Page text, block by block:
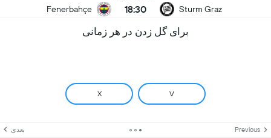
Sturm Graz
18:30
Fenerbahçe
برای گل زدن در هر زمانی
V
X
Previous بعدی